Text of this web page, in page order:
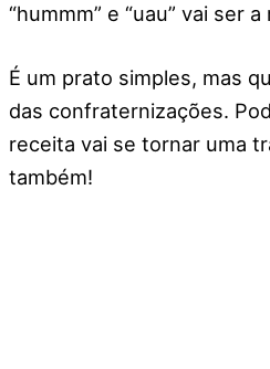
“hummm” e “uau” vai ser
É um prato simples, mas
das confraternizações.
receita vai se tornar uma
também!